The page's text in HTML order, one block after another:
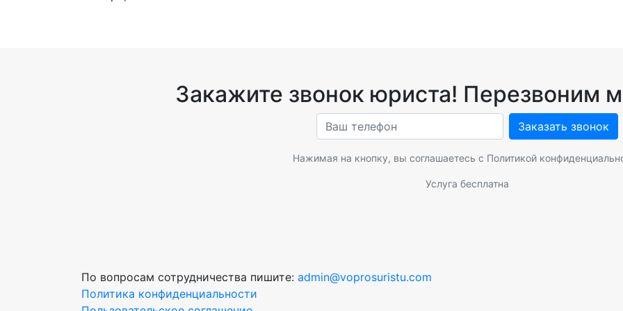
Закажите звонок юриста! Перезвоним
Заказать звонок
Нажимая на кнопку, вы соглашаетесь с Политикой
Услуга бесплатна
По вопросам сотрудничества пишите: admin@voprosuristu.com
Политика конфиденциальности